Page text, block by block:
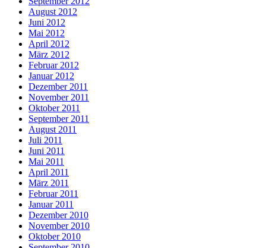
August 2012
Juni 2012
Mai 2012
April 2012
März 2012
Februar 2012
Januar 2012
Dezember 2011
November 2011
Oktober 2011
September 2011
August 2011
Juli 2011
Juni 2011
Mai 2011
April 2011
März 2011
Februar 2011
Januar 2011
Dezember 2010
November 2010
Oktober 2010